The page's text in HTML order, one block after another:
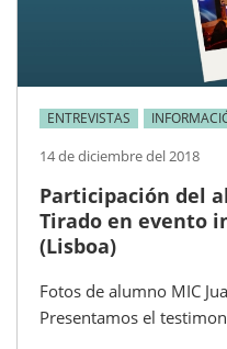
ENTREVISTAS
14 de diciembre del 2018
Participación del
Tirado en evento
(Lisboa)
Fotos de alumno MIC
Presentamos el